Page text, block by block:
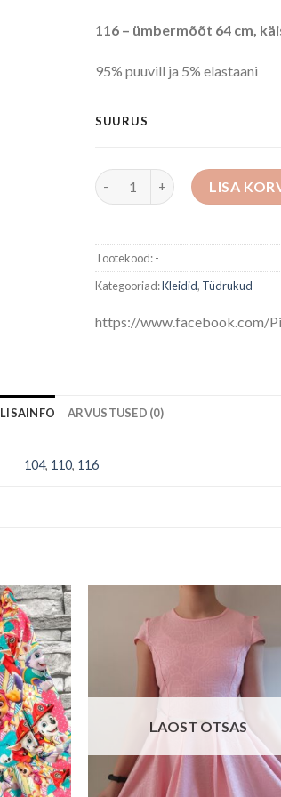
116 – ümbermõõt 64 cm,
95% puuvill ja 5% elastaani
SUURUS
Kleit kogus LISA
Tootekood:-
Kategooriad:Kleidid, Tüdrukud
https://www.facebook.com/
LISAINFO ARVUSTUSED (0)
104, 110, 116
LAOST OTSAS